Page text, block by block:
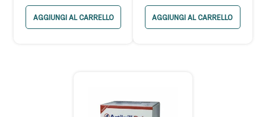
AGGIUNGI AL CARRELLO AGGIUNGI AL CARRELLO